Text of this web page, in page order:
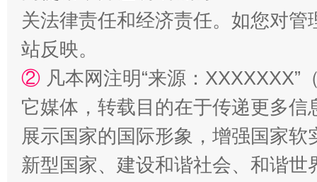
国家大学科技园优化重塑工作
关法律责任和经济责任。如您对
站反映。
② 凡本网注明“来源：
它媒体，转载目的在于传递更多
展示国家的国际形象，增强国家
新型国家、建设和谐社会、和谐